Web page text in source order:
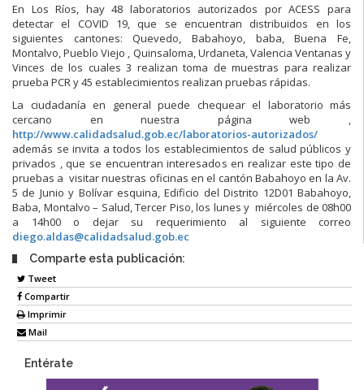
En Los Ríos, hay 48 laboratorios autorizados por ACESS para
detectar el COVID 19, que se encuentran distribuidos en los
siguientes cantones: Quevedo, Babahoyo, baba, Buena Fe,
Montalvo, Pueblo Viejo , Quinsaloma, Urdaneta, Valencia Ventanas y
Vinces de los cuales 3 realizan toma de muestras para realizar
prueba PCR y 45 establecimientos realizan pruebas rápidas.
La ciudadanía en general puede chequear el laboratorio más
cercano en nuestra página web ,
http://www.calidadsalud.gob.ec/laboratorios-autorizados/
además se invita a todos los establecimientos de salud públicos y
privados , que se encuentran interesados en realizar este tipo de
pruebas a visitar nuestras oficinas en el cantón Babahoyo en la Av.
5 de Junio y Bolívar esquina, Edi­ficio del Distrito 12D01 Babahoyo,
Baba, Montalvo – Salud, Tercer Piso, los lunes y miércoles de 08h00
a 14h00 o dejar su requerimiento al siguiente correo
diego.aldas@calidadsalud.gob.ec
Comparte esta publicación:
Tweet
Compartir
Imprimir
Mail
Entérate